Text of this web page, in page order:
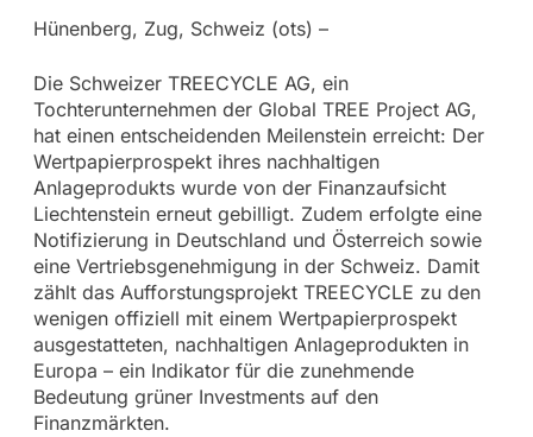
Hünenberg, Zug, Schweiz (ots) –
Die Schweizer TREECYCLE AG, ein
Tochterunternehmen der Global TREE Project AG,
hat einen entscheidenden Meilenstein erreicht: Der
Wertpapierprospekt ihres nachhaltigen
Anlageprodukts wurde von der Finanzaufsicht
Liechtenstein erneut gebilligt. Zudem erfolgte eine
Notifizierung in Deutschland und Österreich sowie
eine Vertriebsgenehmigung in der Schweiz. Damit
zählt das Aufforstungsprojekt TREECYCLE zu den
wenigen offiziell mit einem Wertpapierprospekt
ausgestatteten, nachhaltigen Anlageprodukten in
Europa – ein Indikator für die zunehmende
Bedeutung grüner Investments auf den
Finanzmärkten.